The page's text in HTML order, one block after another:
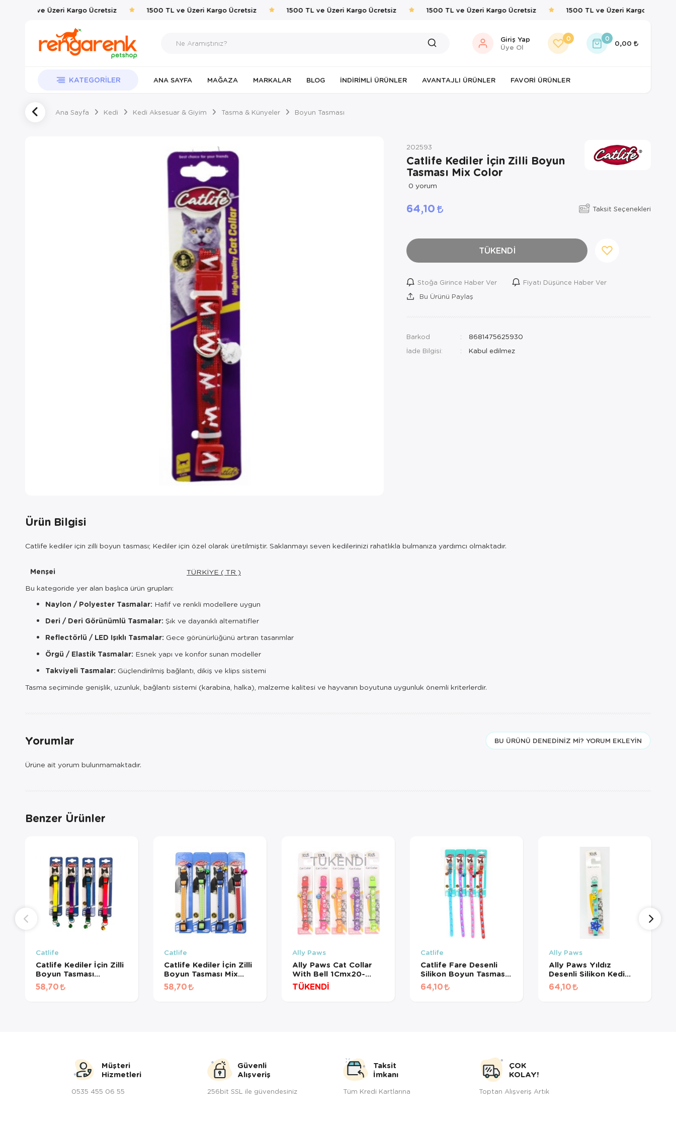
1500 TL ve Üzeri Kargo Ücretsiz 1500 TL ve Üzeri Kargo Ücretsiz 1500 TL ve Üzeri Kargo Ücretsiz 1500 TL ve Üzeri Kargo Ücretsiz 1500 TL ve Üzeri Kargo Ücretsiz
Giriş Yap
Üye Ol
0 0
0,00
KATEGORILER ANA SAYFA MAĞAZA MARKALAR BLOG İNDIRIMLI ÜRÜNLER AVANTAJLI ÜRÜNLER FAVORI ÜRÜNLER
Ana Sayfa Kedi Kedi Aksesuar & Giyim Tasma & Künyeler Boyun Tasması
202593
Catlife Kediler İçin Zilli Boyun
Tasması Mix Color
0 yorum
64,10 Taksit Seçenekleri
TÜKENDİ
Stoğa Girince Haber Ver
Fiyatı Düşünce Haber Ver
Bu Ürünü Paylaş
Barkod
8681475625930
İade Bilgisi:
Ürün Bilgisi
Catlife kediler için zilli boyun tasması; Kediler için özel olarak üretilmiştir. Saklanmayı seven kedilerinizi rahatlıkla bulmanıza yardımcı olmaktadır.
Menşei
TÜRKİYE ( TR )
Bu kategoride yer alan başlıca ürün grupları:
Naylon / Polyester Tasmalar: Hafif ve renkli modellere uygun
Deri / Deri Görünümlü Tasmalar: Şık ve dayanıklı alternatifler
Reflectörlü / LED Işıklı Tasmalar: Gece görünürlüğünü artıran tasarımlar
Örgü / Elastik Tasmalar: Esnek yapı ve konfor sunan modeller
Takviyeli Tasmalar: Güçlendirilmiş bağlantı, dikiş ve klips sistemi
Tasma seçiminde genişlik, uzunluk, bağlantı sistemi (karabina, halka), malzeme kalitesi ve hayvanın boyutuna uygunluk önemli kriterlerdir.
Yorumlar BU ÜRÜNÜ DENEDINIZ MI? YORUM EKLEYIN
Ürüne ait yorum bulunmamaktadır.
Benzer Ürünler
Catlife
Catlife Kediler İçin Zilli
Boyun Tasması
Gökkuşağı
58,70
Catlife
Catlife Kediler İçin Zilli
Boyun Tasması Mix
Color
58,70
TÜKENDI
Ally Paws
Ally Paws Cat Collar
With Bell 1Cmx20-
30Cm
TÜKENDİ
Catlife
Catlife Fare Desenli
Silikon Boyun Tasması
Zilli Mix Color
64,10
Ally Paws
Ally Paws Yıldız
Desenli Silikon Kedi
Boyun Tasması Zilli
64,10
Müşteri
Hizmetleri
0535 455 06 55
Güvenli
Alışveriş
256bit SSL ile güvendesiniz
Taksit
İmkanı
Tüm Kredi Kartlarına
ÇOK
KOLAY!
Toptan Alışveriş Artık